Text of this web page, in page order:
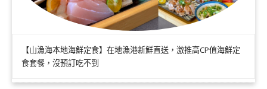
【山漁海本地海鮮定食】在地漁港新鮮直送，激推高CP值海鮮定
食套餐，沒預訂吃不到